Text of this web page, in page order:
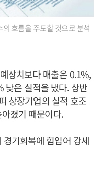
흐름을 주도할 것으로 분석
상치보다 매출은 0.1%,
낮은 실적을 냈다. 상반
상장기업의 실적 호조
졌기 때문이다.
기회복에 힘입어 강세